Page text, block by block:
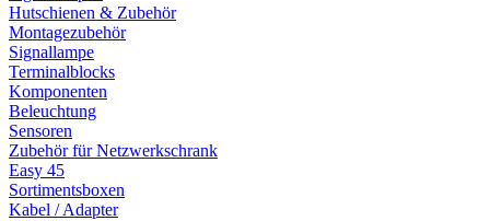
Hutschienen & Zubehör
Montagezubehör
Signallampe
Terminalblocks
Komponenten
Beleuchtung
Sensoren
Zubehör für Netzwerkschrank
Easy 45
Sortimentsboxen
Kabel / Adapter